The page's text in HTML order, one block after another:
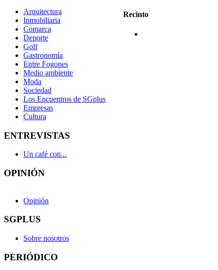
Recinto
Arquitectura
Inmobiliaria
Comarca
Deporte
Golf
Gastronomía
Entre Fogones
Medio ambiente
Moda
Sociedad
Los Encuentros de SGplus
Empresas
Cultura
ENTREVISTAS
Un café con...
OPINIÓN
Opinión
SGPLUS
Sobre nosotros
PERIÓDICO